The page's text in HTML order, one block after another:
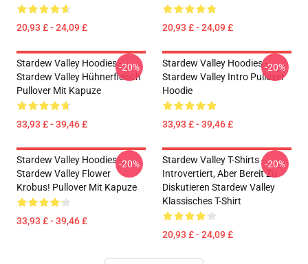
20,93 £ - 24,09 £ 20,93 £ - 24,09 £
Stardew Valley Hoodies -
Stardew Valley Hühnerfleisch
Pullover Mit Kapuze
33,93 £ - 39,46 £
-20%
Stardew Valley Hoodies -
Stardew Valley Intro Pullover
Hoodie
33,93 £ - 39,46 £
-20%
Stardew Valley Hoodies -
Stardew Valley Flower
Krobus! Pullover Mit Kapuze
33,93 £ - 39,46 £
-20%
Stardew Valley T-Shirts -
Introvertiert, Aber Bereit Zu
Diskutieren Stardew Valley
Klassisches T-Shirt
20,93 £ - 24,09 £
-20%